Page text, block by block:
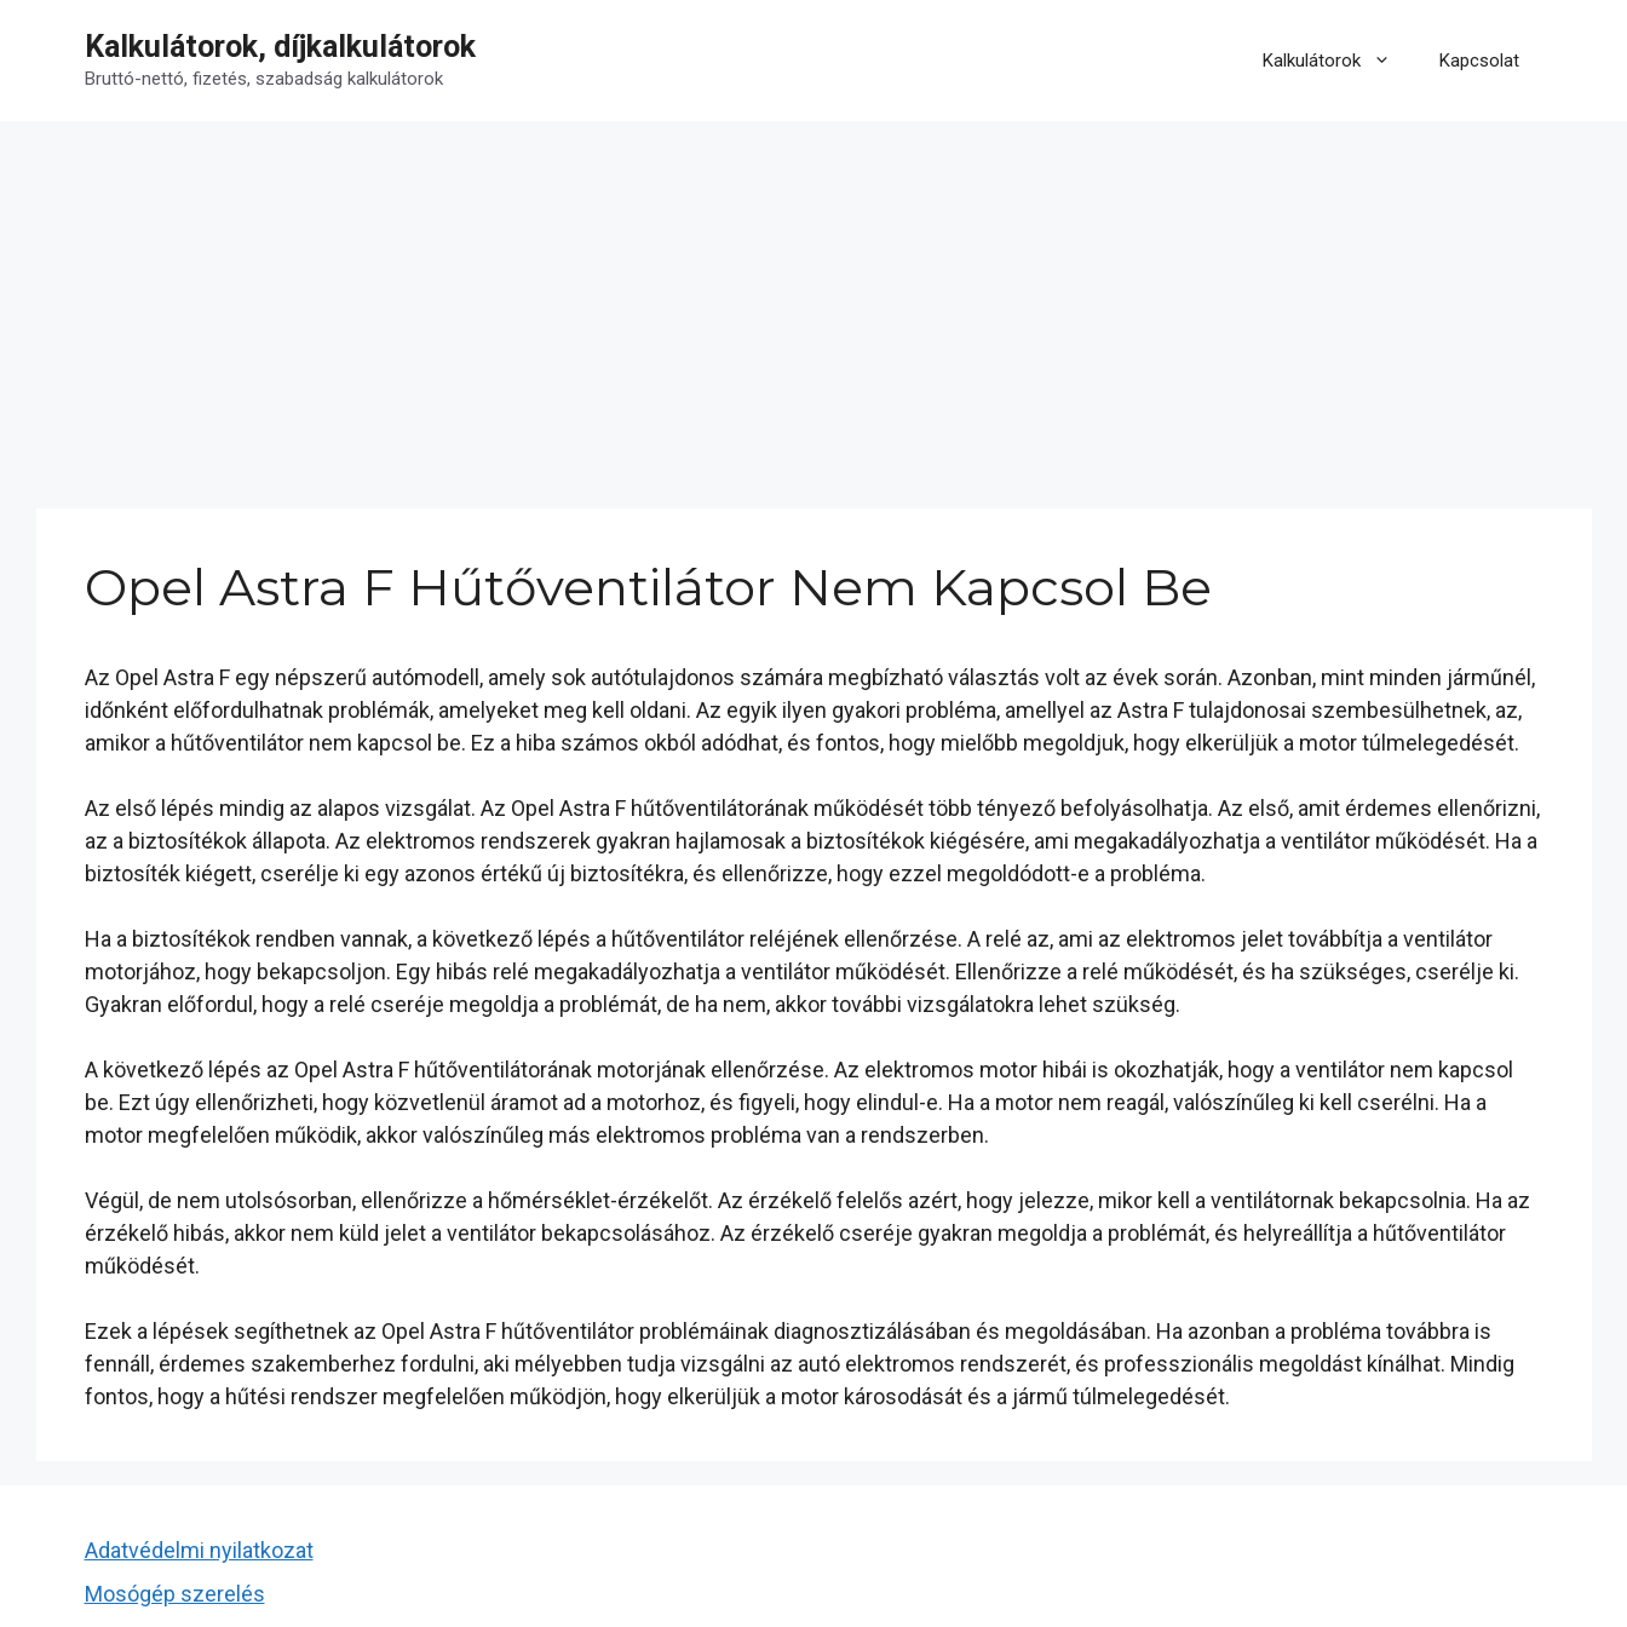
tartalomba
Kalkulátorok, díjkalkulátorok
Bruttó-nettó, fizetés, szabadság kalkulátorok
Kalkulátorok Kapcsolat
Opel Astra F Hűtőventilátor Nem Kapcsol Be
Az Opel Astra F egy népszerű autómodell, amely sok autótulajdonos számára megbízható választás volt az évek során. Azonban, mint minden járműnél,
időnként előfordulhatnak problémák, amelyeket meg kell oldani. Az egyik ilyen gyakori probléma, amellyel az Astra F tulajdonosai szembesülhetnek, az,
amikor a hűtőventilátor nem kapcsol be. Ez a hiba számos okból adódhat, és fontos, hogy mielőbb megoldjuk, hogy elkerüljük a motor túlmelegedését.
Az első lépés mindig az alapos vizsgálat. Az Opel Astra F hűtőventilátorának működését több tényező befolyásolhatja. Az első, amit érdemes ellenőrizni,
az a biztosítékok állapota. Az elektromos rendszerek gyakran hajlamosak a biztosítékok kiégésére, ami megakadályozhatja a ventilátor működését. Ha a
biztosíték kiégett, cserélje ki egy azonos értékű új biztosítékra, és ellenőrizze, hogy ezzel megoldódott-e a probléma.
Ha a biztosítékok rendben vannak, a következő lépés a hűtőventilátor reléjének ellenőrzése. A relé az, ami az elektromos jelet továbbítja a ventilátor
motorjához, hogy bekapcsoljon. Egy hibás relé megakadályozhatja a ventilátor működését. Ellenőrizze a relé működését, és ha szükséges, cserélje ki.
Gyakran előfordul, hogy a relé cseréje megoldja a problémát, de ha nem, akkor további vizsgálatokra lehet szükség.
A következő lépés az Opel Astra F hűtőventilátorának motorjának ellenőrzése. Az elektromos motor hibái is okozhatják, hogy a ventilátor nem kapcsol
be. Ezt úgy ellenőrizheti, hogy közvetlenül áramot ad a motorhoz, és figyeli, hogy elindul-e. Ha a motor nem reagál, valószínűleg ki kell cserélni. Ha a
motor megfelelően működik, akkor valószínűleg más elektromos probléma van a rendszerben.
Végül, de nem utolsósorban, ellenőrizze a hőmérséklet-érzékelőt. Az érzékelő felelős azért, hogy jelezze, mikor kell a ventilátornak bekapcsolnia. Ha az
érzékelő hibás, akkor nem küld jelet a ventilátor bekapcsolásához. Az érzékelő cseréje gyakran megoldja a problémát, és helyreállítja a hűtőventilátor
működését.
Ezek a lépések segíthetnek az Opel Astra F hűtőventilátor problémáinak diagnosztizálásában és megoldásában. Ha azonban a probléma továbbra is
fennáll, érdemes szakemberhez fordulni, aki mélyebben tudja vizsgálni az autó elektromos rendszerét, és professzionális megoldást kínálhat. Mindig
fontos, hogy a hűtési rendszer megfelelően működjön, hogy elkerüljük a motor károsodását és a jármű túlmelegedését.
Adatvédelmi nyilatkozat
Mosógép szerelés